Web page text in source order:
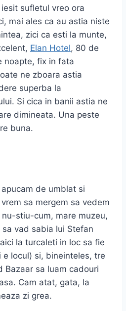
sufletul vreo ora
mai ales ca au astia niste
zici ca esti la munte,
Elan Hotel, 80 de
noapte, fix in fata
ne zboara astia
superba la
Si cica in banii astia ne
dimineata. Una peste
buna.
de umblat si
sa mergem sa vedem
stiu-cum, mare muzeu,
vad sabia lui Stefan
la turcaleti in loc sa fie
e locul) si, bineinteles, tre
Bazaar sa luam cadouri
Cam atat, gata, la
zi grea.